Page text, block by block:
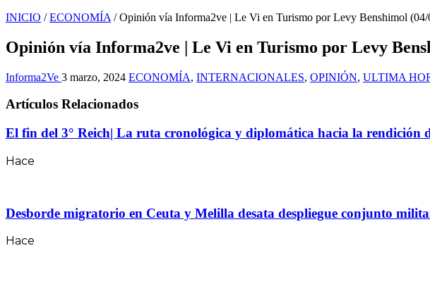
INICIO / ECONOMÍA / Opinión vía Informa2ve | Le Vi en Turismo por Levy Benshimol (04/
Opinión vía Informa2ve | Le Vi en Turismo por Levy
Informa2Ve 3 marzo, 2024 ECONOMÍA, INTERNACIONALES, OPINIÓN, ULTIMA
Artículos Relacionados
El fin del 3° Reich| La ruta cronológica y diplomática hacia la rendición
Hace
Desborde migratorio en Ceuta y Melilla desata despliegue conjunto
Hace